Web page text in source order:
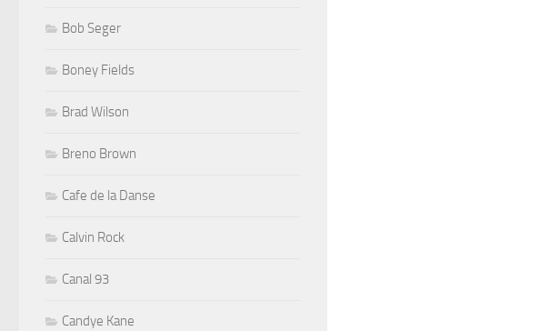
Bob Seger
Boney Fields
Brad Wilson
Breno Brown
Cafe de la Danse
Calvin Rock
Canal 93
Candye Kane